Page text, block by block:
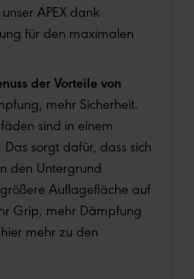
APEX dank
für den maximalen
der Vorteile von
mehr Sicherheit.
sind in einem
sorgt dafür, dass sich
den Untergrund
Auflagefläche auf
Grip, mehr Dämpfung
mehr zu den